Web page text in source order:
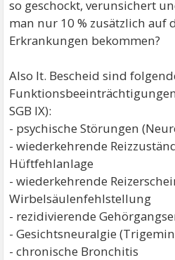
so geschockt, verunsichert
man nur 10 % zusätzlich auf
Erkrankungen bekommen?
Also lt. Bescheid sind
SGB IX):
- psychische Störungen
- wiederkehrende
Hüftfehlanlage
- wiederkehrende
Wirbelsäulenfehlstellung
- rezidivierende
- Gesichtsneuralgie
- chronische Bronchitis